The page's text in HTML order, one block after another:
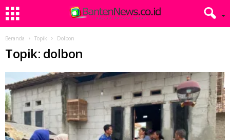
Beranda Topik Dolbon
Topik: dolbon